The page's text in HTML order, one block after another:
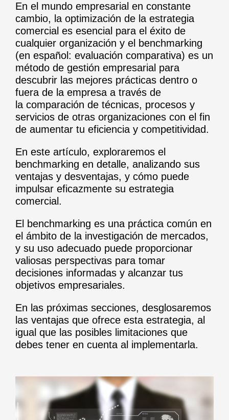
En el mundo empresarial en constante
cambio, la optimización de la estrategia
comercial es esencial para el éxito de
cualquier organización y el benchmarking
(en español: evaluación comparativa) es un
método de gestión empresarial para
descubrir las mejores prácticas dentro o
fuera de la empresa a través de
la comparación de técnicas, procesos y
servicios de otras organizaciones con el fin
de aumentar tu eficiencia y competitividad.
En este artículo, exploraremos el
benchmarking en detalle, analizando sus
ventajas y desventajas, y cómo puede
impulsar eficazmente su estrategia
comercial.
El benchmarking es una práctica común en
el ámbito de la investigación de mercados,
y su uso adecuado puede proporcionar
valiosas perspectivas para tomar
decisiones informadas y alcanzar tus
objetivos empresariales.
En las próximas secciones, desglosaremos
las ventajas que ofrece esta estrategia, al
igual que las posibles limitaciones que
debes tener en cuenta al implementarla.